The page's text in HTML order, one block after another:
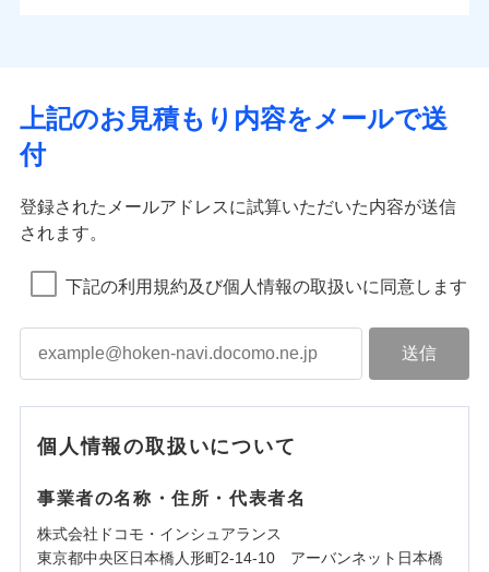
上記のお見積もり内容をメールで送
付
登録されたメールアドレスに試算いただいた内容が送信
されます。
下記の利用規約及び個人情報の取扱いに同意します
個人情報の取扱いについて
事業者の名称・住所・代表者名
株式会社ドコモ・インシュアランス
東京都中央区日本橋人形町2-14-10 アーバンネット日本橋